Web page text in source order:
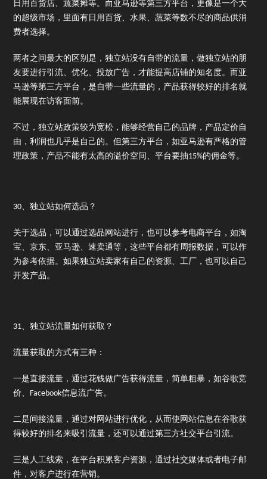
日用百货店、蔬菜摊等。而亚马逊等第三方平台，更像是一个大
的超级市场，里面有日用百货、水果、蔬菜等数不尽的商品供消
费者选择。
两者之间最大的区别是，独立站没有自带的流量，做独立站的朋
友要进行引流、优化、投放广告，才能提高店铺的知名度。而亚
马逊等第三方平台，是自带一些流量的，产品获得较好的排名就
能展现在访客面前。
不过，独立站政策较为宽松，能够经营自己的品牌，产品定价自
由，利润也几乎是自己的。但第三方平台，如亚马逊有严格的管
理政策，产品不能有太高的溢价空间、平台要抽15%的佣金等。
30、独立站如何选品？
关于选品，可以通过选品网站进行，也可以参考电商平台，如淘
宝、京东、亚马逊、速卖通等，这些平台都有周报数据，可以作
为参考依据。如果独立站卖家有自己的资源、工厂，也可以自己
开发产品。
31、独立站流量如何获取？
流量获取的方式有三种：
一是直接流量，通过花钱做广告获得流量，简单粗暴，如谷歌竞
价、Facebook信息流广告。
二是间接流量，通过对网站进行优化，从而使网站信息在谷歌获
得较好的排名来吸引流量，还可以通过第三方社交平台引流。
三是人工线索，在平台积累客户资源，通过社交媒体或者电子邮
件，对客户进行在营销。